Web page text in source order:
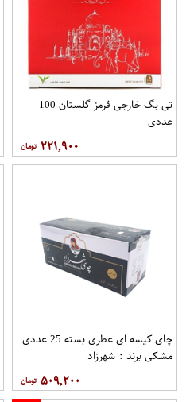
تی بگ خارجی قرمز گلستان 100
عددی
۲۲۱,۹۰۰
چای کیسه ای عطری بسته 25 عددی
مشکی برند : شهرزاد
۵۰۹,۲۰۰